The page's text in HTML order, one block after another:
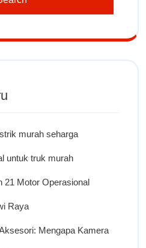
murah seharga
untuk truk murah
21 Motor Operasional
Raya
Mengapa Kamera